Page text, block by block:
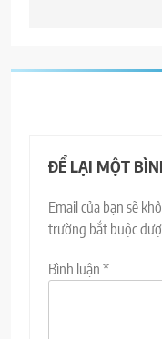
ĐỂ LẠI MỘT
Email của bạn sẽ
trường bắt buộc
Bình luận *